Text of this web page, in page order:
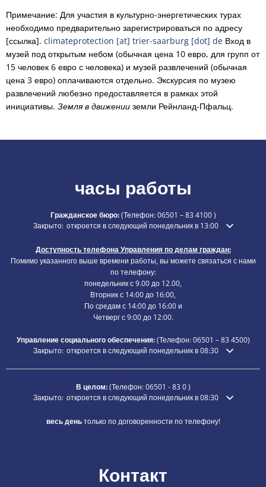
Примечание: Для участия в культурно-энергетических турах
необходимо предварительно зарегистрироваться по адресу
[ссылка]. climateprotection [at] trier-saarburg [dot] de Вход в
музей под открытым небом (обычная цена 10 евро, для групп от
15 человек 6 евро с человека) и музей развлечений (обычная
цена 3 евро) оплачиваются отдельно. Экскурсия по музею
развлечений любезно предоставляется в рамках этой
инициативы. Земля в движении земли Рейнланд-Пфальц.
часы работы
Гражданское бюро:(Телефон:06501 – 83 4100)
Нажмите, чтобы скрыть дополнительное время открытия или
Закрыто: откроется в следующий понедельник в 13:00
Доступность телефона Управления по делам граждан:
Помимо указанного выше времени работы, вы можете связаться с нами
по телефону:
понедельник с 9.00 до 12.00,
Вторник с 14:00 до 16:00,
По средам с 14:00 до 16:00 и
Четверг с 9:00 до 12:00.
Управление социального обеспечения:(Телефон:06501 – 834500)
Нажмите, чтобы скрыть дополнительное время открытия или
Закрыто: откроется в следующий понедельник в 08:30
В целом:(Телефон:06501 - 83 0)
Нажмите, чтобы скрыть дополнительное время открытия или
Закрыто: откроется в следующий понедельник в 08:30
весь деньтолько по договоренности по телефону!
Контакт